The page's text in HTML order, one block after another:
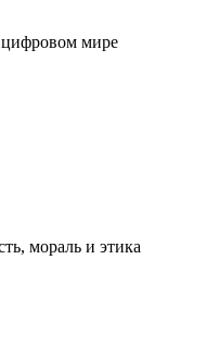
цифровом мире
мораль и этика